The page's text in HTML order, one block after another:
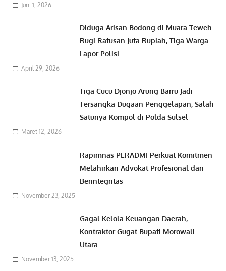
Juni 1, 2026
Diduga Arisan Bodong di Muara Teweh
Rugi Ratusan Juta Rupiah, Tiga Warga
Lapor Polisi
April 29, 2026
Tiga Cucu Djonjo Arung Barru Jadi
Tersangka Dugaan Penggelapan, Salah
Satunya Kompol di Polda Sulsel
Maret 12, 2026
Rapimnas PERADMI Perkuat Komitmen
Melahirkan Advokat Profesional dan
Berintegritas
November 23, 2025
Gagal Kelola Keuangan Daerah,
Kontraktor Gugat Bupati Morowali
Utara
November 13, 2025